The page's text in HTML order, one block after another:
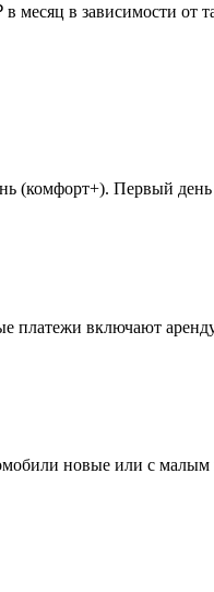
в зависимости от
(комфорт+). Первый
включают
новые или с